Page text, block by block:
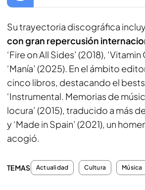
Su trayectoria discográfica
con gran repercusión
‘Fire on All Sides’ (2018),
‘Manía’ (2025). En el ámbito
cinco libros, destacando el
‘Instrumental. Memorias de
locura’ (2015), traducido a más
y ‘Made in Spain’ (2021), un
acogió.
TEMAS Actualidad Cultura Música